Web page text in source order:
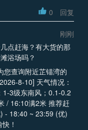
0 回复
刚刚
点赶海？有大货的那
浴场吗？
您查询附近芷锚湾的
8-10] 天气情况：
1-3级东南风；0.1-0.2
/ 16:10满2米 推荐赶
- 18:40 ~ 23:59 (优)
！